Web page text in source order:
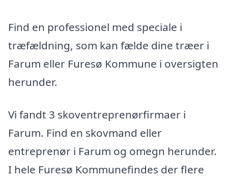
Find en professionel med speciale i
træfældning, som kan fælde dine træer i
Farum eller Furesø Kommune i oversigten
herunder.
Vi fandt 3 skoventreprenørfirmaer i
Farum. Find en skovmand eller
entreprenør i Farum og omegn herunder.
I hele Furesø Kommunefindes der flere